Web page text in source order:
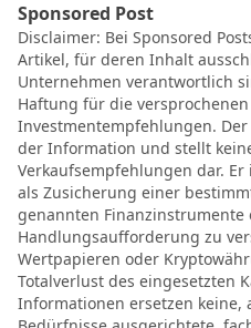
Sponsored Post
Disclaimer: Bei Sponsored
Artikel, für deren Inhalt
Unternehmen verantwortlich
Haftung für die
Investmentempfehlungen.
der Information und stellt
Verkaufsempfehlungen dar.
als Zusicherung einer
genannten Finanzinstrumente
Handlungsaufforderung zu
Wertpapieren oder
Totalverlust des eingesetzten
Informationen ersetzen keine,